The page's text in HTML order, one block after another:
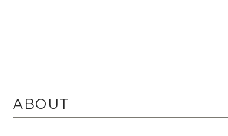
ABOUT